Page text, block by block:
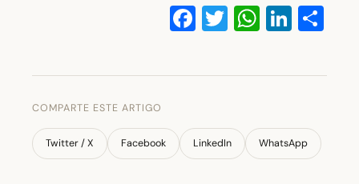
Facebook
Twitter
COMPARTE ESTE ARTIGO
Twitter / X Facebook LinkedIn WhatsApp